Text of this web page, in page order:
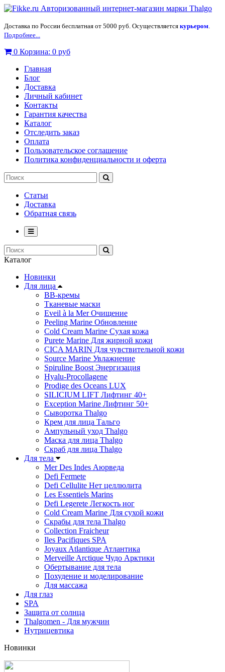
Доставка по России бесплатная от 5000 руб. Осуществляется курьером.
Подробнее...
0 Корзина: 0 руб
Главная
Блог
Доставка
Личный кабинет
Контакты
Гарантия качества
Каталог
Отследить заказ
Оплата
Пользовательское соглашение
Политика конфиденциальности и оферта
Статьи
Доставка
Обратная связь
Каталог
Новинки
Для лица
ВВ-кремы
Тканевые маски
Eveil à la Mer Очищение
Peeling Marine Обновление
Cold Cream Marine Сухая кожа
Purete Marine Для жирной кожи
СICA MARIN Для чувствительной кожи
Source Marine Увлажнение
Spiruline Boost Энергизация
Hyalu-Procollagene
Prodige des Oceans LUX
SILICIUM LIFT Лифтинг 40+
Exception Marine Лифтинг 50+
Cыворотка Thalgo
Крем для лица Тальго
Ампульный уход Thalgo
Маска для лица Thalgo
Скраб для лица Thalgo
Для тела
Mer Des Indes Аюрведа
Defi Fermete
Defi Cellulite Нет целлюлита
Les Essentiels Marins
Defi Legerete Легкость ног
Cold Cream Marine Для сухой кожи
Скрабы для тела Thalgo
Collection Fraicheur
Iles Pacifiques SPA
Joyaux Atlantique Атлантика
Merveille Arctique Чудо Арктики
Обертывание для тела
Похудение и моделирование
Для массажа
Для глаз
SPA
Защита от солнца
Thalgomen - Для мужчин
Нутрицевтика
Новинки